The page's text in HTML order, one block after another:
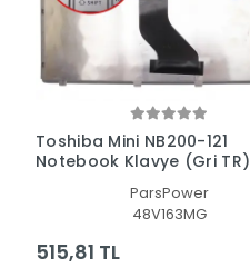
Toshiba Mini NB200-121
Notebook Klavye (Gri TR)
ParsPower
48V163MG
515,81 TL